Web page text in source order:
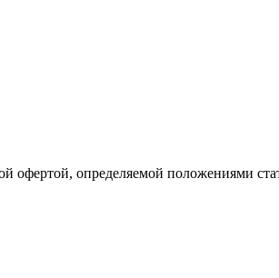
офертой, определяемой положениями